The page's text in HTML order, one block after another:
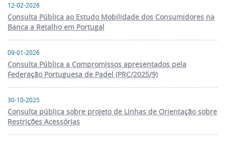
12-02-2026
Consulta Pública ao Estudo Mobilidade dos Consumidores na
Banca a Retalho em Portugal
09-01-2026
Consulta Pública a Compromissos apresentados pela
Federação Portuguesa de Padel (PRC/2025/9)
30-10-2025
Consulta pública sobre projeto de Linhas de Orientação sobre
Restrições Acessórias